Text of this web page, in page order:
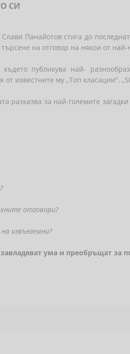
СИ
Панайотов стига до
на отговор на някои от
публикува най-
известните му „Топ класации",
разказва за най-големите
отговори?
извънземни?
ума и преобръщат за